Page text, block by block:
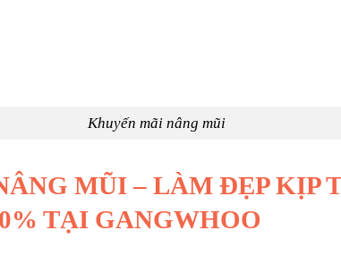
Khuyến mãi nâng mũi
MŨI – LÀM ĐẸP KỊP
TẠI GANGWHOO